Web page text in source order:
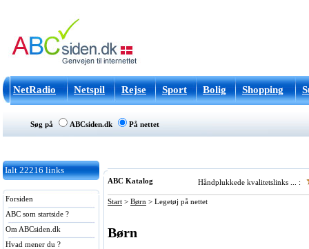
NetRadio Netspil Rejse Sport Bolig Shopping
Søg på ABCsiden.dk På nettet
Ialt 22216 links
Forsiden
ABC som startside ?
Om ABCsiden.dk
Hvad mener du ?
ABC Katalog Håndplukkede kvalitetslinks ... :
Start > Børn > Legetøj på nettet
Børn